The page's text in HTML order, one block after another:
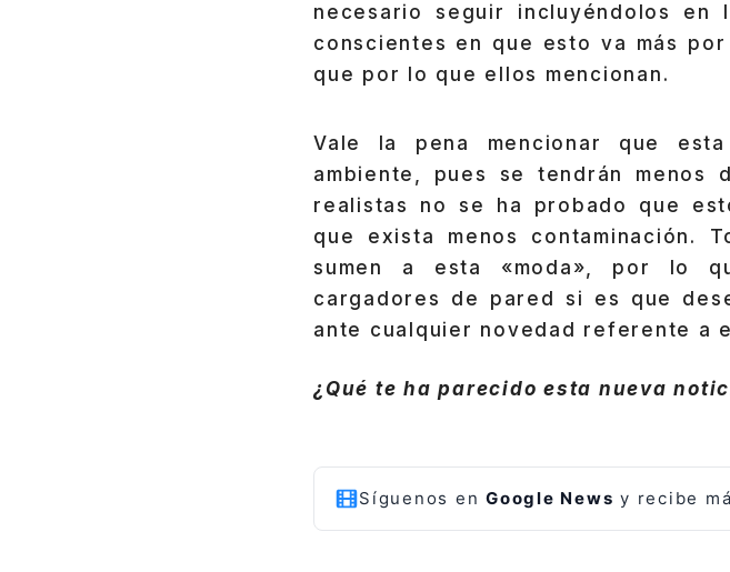
necesario seguir incluyéndolos
conscientes en que esto va más
que por lo que ellos mencionan.
Vale la pena mencionar que
ambiente, pues se tendrán menos
realistas no se ha probado que
que exista menos contaminación.
sumen a esta «moda», por lo
cargadores de pared si es que
ante cualquier novedad referente a
¿Qué te ha parecido esta nueva
Síguenos en Google News y recibe